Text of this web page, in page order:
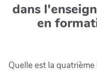
dans
en
Quelle est la